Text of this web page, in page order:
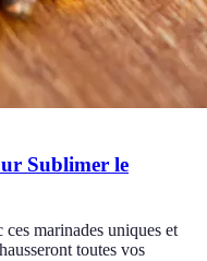
Sublimer le
marinades uniques et
toutes vos